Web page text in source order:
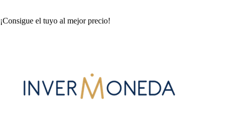
¡Consigue el tuyo al mejor precio!